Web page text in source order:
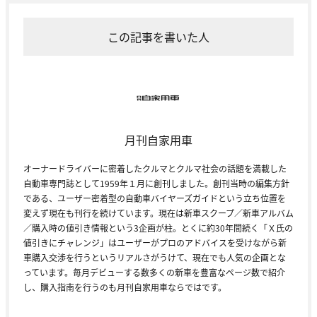
この記事を書いた人
月刊自家用車
オーナードライバーに密着したクルマとクルマ社会の話題を満載した
自動車専門誌として1959年１月に創刊しました。創刊当時の編集方針
である、ユーザー密着型の自動車バイヤーズガイドという立ち位置を
変えず現在も刊行を続けています。現在は新車スクープ／新車アルバム
／購入時の値引き情報という3企画が柱。とくに約30年間続く「Ｘ氏の
値引きにチャレンジ」はユーザーがプロのアドバイスを受けながら新
車購入交渉を行うというリアルさがうけて、現在でも人気の企画とな
っています。毎月デビューする数多くの新車を豊富なページ数で紹介
し、購入指南を行うのも月刊自家用車ならではです。